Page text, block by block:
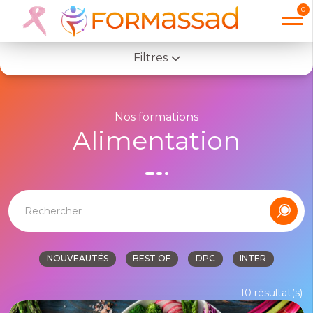
0
Nos formations
Alimentation
NOUVEAUTÉS BEST OF DPC INTER
Filtres
Toutes les formations
Alimentation
Droit Éthique Et Bientraitance
Efficacité Professionnelle
Enfants / Adolescents / Parents / Famille
Handicap
10 résultat(s)